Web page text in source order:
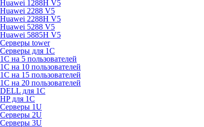
Huawei 1288H V5
Huawei 2288 V5
Huawei 2288H V5
Huawei 5288 V5
Huawei 5885H V5
Серверы tower
Серверы для 1C
1С на 5 пользователей
1С на 10 пользователей
1С на 15 пользователей
1С на 20 пользователей
DELL для 1С
HP для 1С
Серверы 1U
Серверы 2U
Серверы 3U